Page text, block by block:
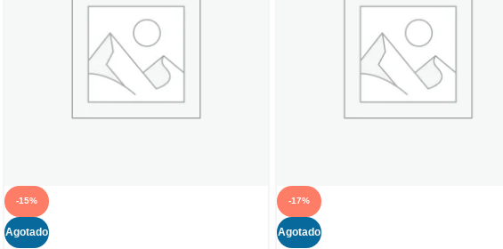
-15%
Agotado
-17%
Agotado